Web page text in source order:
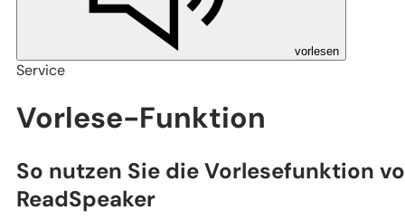
vorlesen
Service
Vorlese-Funktion
So nutzen Sie die Vorlesefunktion
ReadSpeaker